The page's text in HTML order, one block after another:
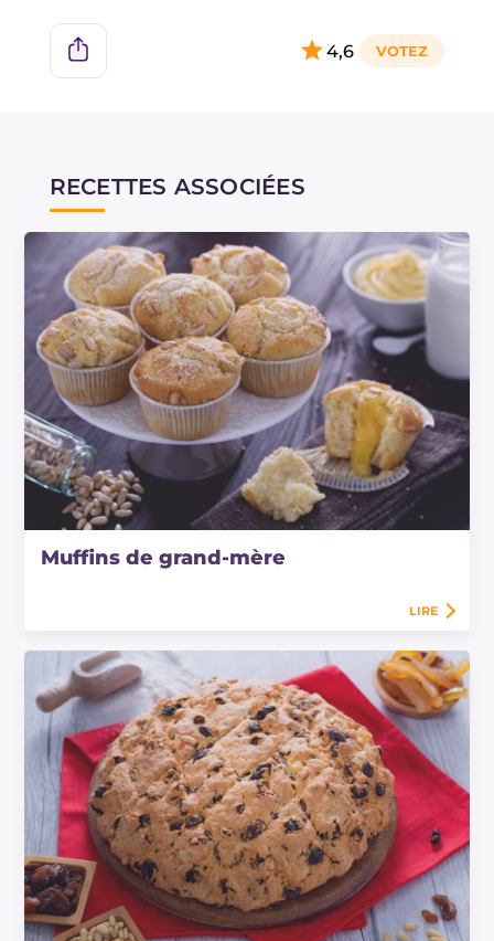
4,6
RECETTES ASSOCIÉES
Muffins de grand-mère
LIRE